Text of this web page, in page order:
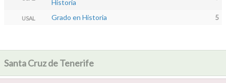
Historia
USAL Grado en Historia 5
Santa Cruz de Tenerife